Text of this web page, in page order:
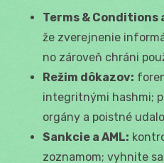
Terms & Conditions
že zverejnenie
no zároveň chráni
Režim dôkazov:
integritnými hashmi;
orgány a poistné
Sankcie a AML:
zoznamom; vyhnite